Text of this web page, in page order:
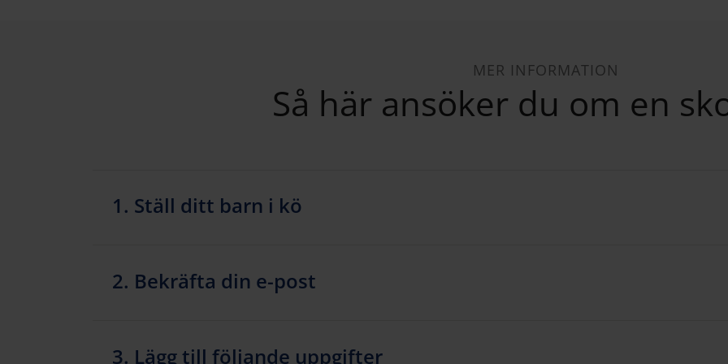
MER INFORMATION
Så här ansöker du om en
1. Ställ ditt barn i kö
2. Bekräfta din e-post
3. Lägg till följande uppgifter